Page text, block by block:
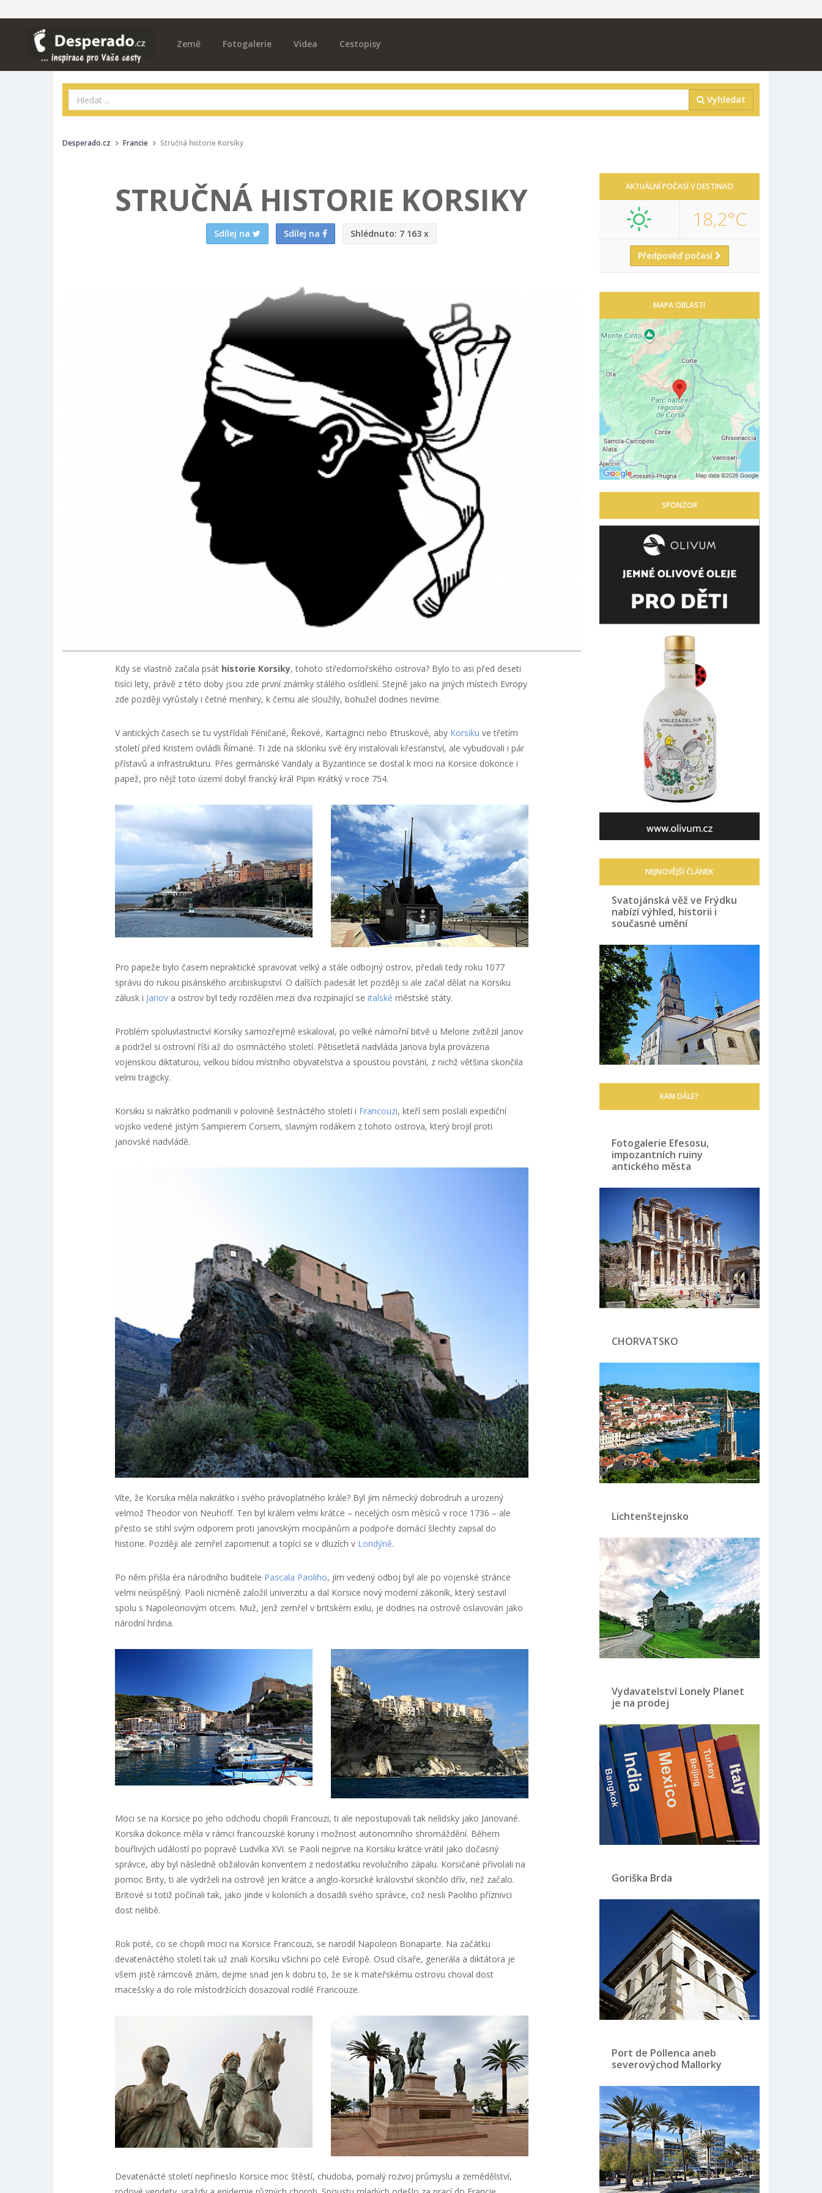
Země Fotogalerie Videa Cestopisy
Vyhledat
Desperado.cz Francie Stručná historie Korsiky
STRUČNÁ HISTORIE KORSIKY
Sdílej na Sdílej na Shlédnuto: 7 163 x
Kdy se vlastně začala psát historie Korsiky, tohoto středomořského ostrova? Bylo to asi před deseti
tisíci lety, právě z této doby jsou zde první známky stálého osídlení. Stejně jako na jiných místech Evropy
zde později vyrůstaly i četné menhiry, k čemu ale sloužily, bohužel dodnes nevíme.
V antických časech se tu vystřídali Féničané, Řekové, Kartaginci nebo Etruskové, aby Korsiku ve třetím
století před Kristem ovládli Římané. Ti zde na sklonku své éry instalovali křesťanství, ale vybudovali i pár
přístavů a infrastrukturu. Přes germánské Vandaly a Byzantince se dostal k moci na Korsice dokonce i
papež, pro nějž toto území dobyl francký král Pipin Krátký v roce 754.
Pro papeže bylo časem nepraktické spravovat velký a stále odbojný ostrov, předali tedy roku 1077
správu do rukou pisánského arcibiskupství. O dalších padesát let později si ale začal dělat na Korsiku
zálusk i Janova ostrov byl tedy rozdělen mezi dva rozpínající se italské městské státy.
Problém spoluvlastnictví Korsiky samozřejmě eskaloval, po velké námořní bitvě u Melorie zvítězil Janov
a podržel si ostrovní říši až do osmnáctého století. Pětisetletá nadvláda Janova byla provázena
vojenskou diktaturou, velkou bídou místního obyvatelstva a spoustou povstání, z nichž většina skončila
velmi tragicky.
Korsiku si nakrátko podmanili v polovině šestnáctého století i Francouzi, kteří sem poslali expediční
vojsko vedené jistým Sampierem Corsem, slavným rodákem z tohoto ostrova, který brojil proti
janovské nadvládě.
Víte, že Korsika měla nakrátko i svého právoplatného krále? Byl jím německý dobrodruh a urozený
velmož Theodor von Neuhoff. Ten byl králem velmi krátce – necelých osm měsíců v roce 1736 – ale
přesto se stihl svým odporem proti janovským mocipánům a podpoře domácí šlechty zapsal do
historie. Později ale zemřel zapomenut a topící se v dluzích v Londýně.
Po něm přišla éra národního buditele Pascala Paoliho, jím vedený odboj byl ale po vojenské stránce
velmi neúspěšný. Paoli nicméně založil univerzitu a dal Korsice nový moderní zákoník, který sestavil
spolu s Napoleonovým otcem. Muž, jenž zemřel v britském exilu, je dodnes na ostrově oslavován jako
národní hrdina.
Moci se na Korsice po jeho odchodu chopili Francouzi, ti ale nepostupovali tak nelidsky jako Janované.
Korsika dokonce měla v rámci francouzské koruny i možnost autonomního shromáždění. Během
bouřlivých událostí po popravě Ludvíka XVI. se Paoli nejprve na Korsiku krátce vrátil jako dočasný
správce, aby byl následně obžalován konventem z nedostatku revolučního zápalu. Korsičané přivolali na
pomoc Brity, ti ale vydrželi na ostrově jen krátce a anglo-korsické království skončilo dřív, než začalo.
Britové si totiž počínali tak, jako jinde v koloniích a dosadili svého správce, což nesli Paoliho příznivci
dost nelibě.
Rok poté, co se chopili moci na Korsice Francouzi, se narodil Napoleon Bonaparte. Na začátku
devatenáctého století tak už znali Korsiku všichni po celé Evropě. Osud císaře, generála a diktátora je
všem jistě rámcově znám, dejme snad jen k dobru to, že se k mateřskému ostrovu choval dost
macešsky a do role místodržících dosazoval rodilé Francouze.
Devatenácté století nepřineslo Korsice moc štěstí, chudoba, pomalý rozvoj průmyslu a zemědělství,
AKTUÁLNÍ POČASÍ V DESTINACI
18,2°C
Předpověď počasí
MAPA OBLASTI
SPONZOR
NEJNOVĚJŠÍ ČLÁNEK
Svatojánská věž ve Frýdku
nabízí výhled, historii i
současné umění
KAM DÁLE?
Fotogalerie Efesosu,
impozantních ruiny
antického města
CHORVATSKO
Lichtenštejnsko
Vydavatelství Lonely Planet
je na prodej
Goriška Brda
Port de Pollenca aneb
severovýchod Mallorky